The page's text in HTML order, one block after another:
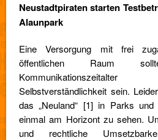
Neustadtpiraten starten
Alaunpark
Eine Versorgung mit frei
öffentlichen Raum
Selbstverständlichkeit sein.
das „Neuland“ [1] in Parks
einmal am Horizont zu sehen.
und rechtliche